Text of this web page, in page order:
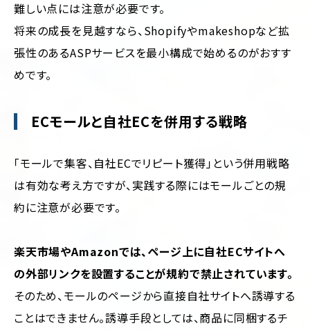
難しい点には注意が必要です。
将来の成長を見越すなら、Shopifyやmakeshopなど拡
張性のあるASPサービスを最小構成で始めるのがおすす
めです。
ECモールと自社ECを併用する戦略
「モールで集客、自社ECでリピート獲得」という併用戦略
は有効な考え方ですが、実践する際にはモールごとの規
約に注意が必要です。
楽天市場やAmazonでは、ページ上に自社ECサイトへ
の外部リンクを設置することが規約で禁止されています。
そのため、モールのページから直接自社サイトへ誘導する
ことはできません。誘導手段としては、商品に同梱するチ